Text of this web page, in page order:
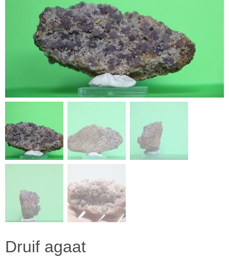
Druif agaat